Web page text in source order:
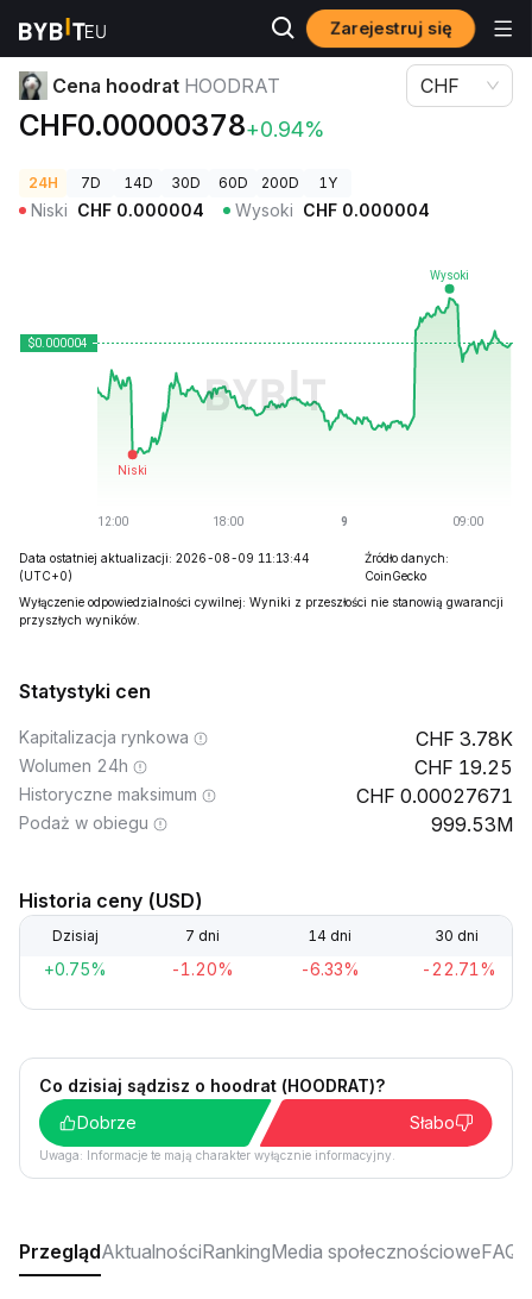
Zarejestruj się
Ceny kryptowalut Cena hoodrat HOODRAT
Cena hoodrat HOODRAT
CHF0.00000378+0.94%
CHF
24H 7D 14D 30D 60D 200D 1Y
Niski CHF 0.000004 Wysoki CHF 0.000004
Data ostatniej aktualizacji: 2026-08-09 11:13:44
(UTC+0)
Źródło danych:
CoinGecko
Wyłączenie odpowiedzialności cywilnej: Wyniki z przeszłości nie stanowią gwarancji
przyszłych wyników.
Statystyki cen
Kapitalizacja rynkowa 3.78K
Wolumen 24h 19.25
Historyczne maksimum 0.00027671
Podaż w obiegu 999.53M
Historia ceny (USD)
Dzisiaj 7 dni 14 dni 30 dni
+0.75% -1.20% -6.33% -22.71%
Co dzisiaj sądzisz o hoodrat (HOODRAT)?
Dobrze
Słabo
Uwaga: Informacje te mają charakter wyłącznie informacyjny.
PrzeglądAktualnościRankingMedia społecznościoweFAQ